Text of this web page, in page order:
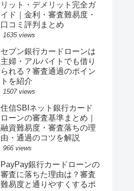
リット・デメリット完全ガ
イド｜金利・審査難易度・
口コミ評判まとめ
1635 views
セブン銀行カードローンは
主婦・アルバイトでも借り
られる？審査通過のポイン
トを紹介
1507 views
住信SBIネット銀行カード
ローンの審査基準まとめ｜
融資難易度・審査落ちの理
由・通過のコツを解説
966 views
PayPay銀行カードローンの
審査に落ちた理由は？審査
難易度と通りやすくするポ